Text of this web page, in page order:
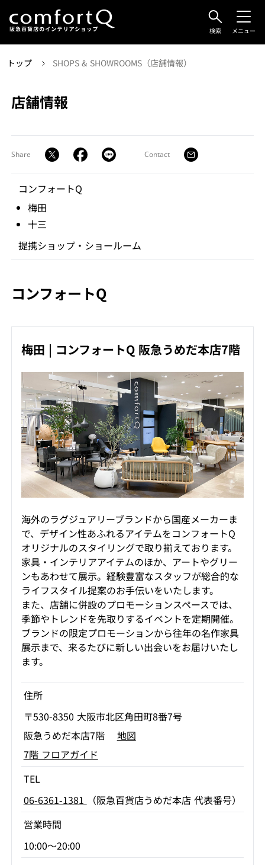
検索 メニュー
トップ SHOPS & SHOWROOMS（店舗情報）
店舗情報
Share Contact
コンフォートQ
梅田
十三
提携ショップ・ショールーム
コンフォートQ
梅田 | コンフォートQ 阪急うめだ本店7階
海外のラグジュアリーブランドから国産メーカーま
で、デザイン性あふれるアイテムをコンフォートQ
オリジナルのスタイリングで取り揃えております。
家具・インテリアアイテムのほか、アートやグリー
ンもあわせて展示。経験豊富なスタッフが総合的な
ライフスタイル提案のお手伝いをいたします。
また、店舗に併設のプロモーションスペースでは、
季節やトレンドを先取りするイベントを定期開催。
ブランドの限定プロモーションから往年の名作家具
展示まで、来るたびに新しい出会いをお届けいたし
ます。
住所
〒530-8350 大阪市北区角田町8番7号
阪急うめだ本店7階
地図
7階 フロアガイド
TEL
06-6361-1381
（阪急百貨店うめだ本店 代表番号）
営業時間
10:00～20:00